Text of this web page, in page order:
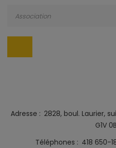
Association
Adresse
2828, boul. Laurier,
G1V
Téléphones
418 650-